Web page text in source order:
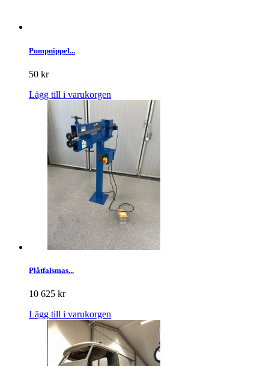
Pumpnippel...
50 kr
Lägg till i varukorgen
Plåtfalsmas...
10 625 kr
Lägg till i varukorgen